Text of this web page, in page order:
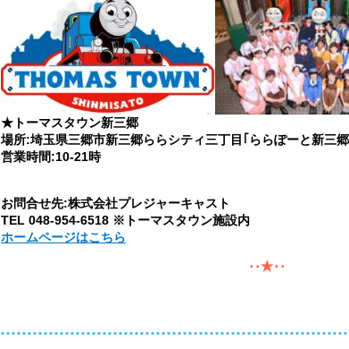
★トーマスタウン新三郷
場所:埼玉県三郷市新三郷ららシティ三丁目｢ららぽーと新三
営業時間:10-21時
お問合せ先:株式会社プレジャーキャスト
TEL 048-954-6518 ※トーマスタウン施設内
ホームページはこちら
･･★･･